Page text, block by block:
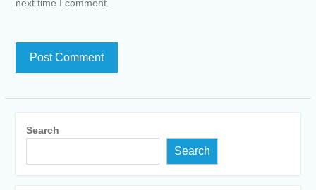
next time I comment.
Search
Search